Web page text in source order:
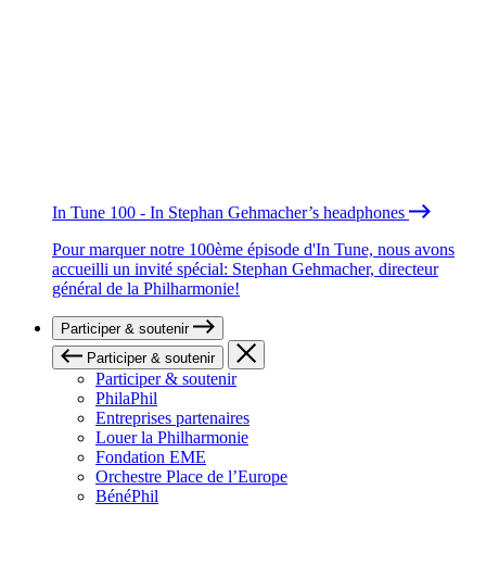
In Tune 100 - In Stephan Gehmacher’s headphones
Pour marquer notre 100ème épisode d'In Tune, nous avons
accueilli un invité spécial: Stephan Gehmacher, directeur
général de la Philharmonie!
Participer & soutenir
Participer & soutenir
Participer & soutenir
PhilaPhil
Entreprises partenaires
Louer la Philharmonie
Fondation EME
Orchestre Place de l’Europe
BénéPhil